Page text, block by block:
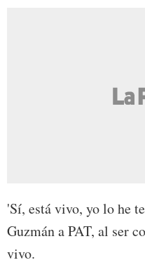
'Sí, está vivo, yo lo he
Guzmán a PAT, al ser
vivo.